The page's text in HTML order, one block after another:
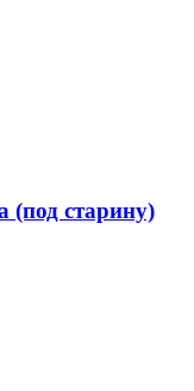
(под старину)